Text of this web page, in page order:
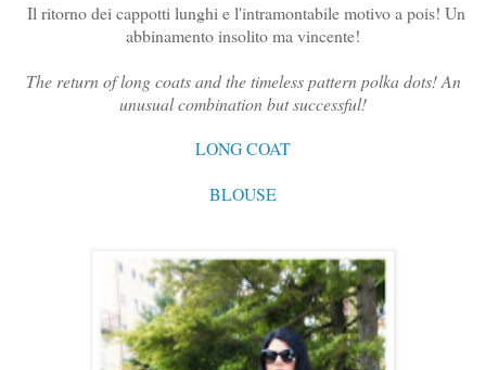
Il ritorno dei cappotti lunghi e l'intramontabile motivo a pois! Un
abbinamento insolito ma vincente!
The return of long coats and the timeless pattern polka dots! An
unusual combination but successful!
LONG COAT
BLOUSE